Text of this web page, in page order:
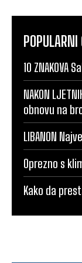
POPULARNI
10 ZNAKOVA
NAKON
obnovu na
LIBANON
Oprezno s
Kako da